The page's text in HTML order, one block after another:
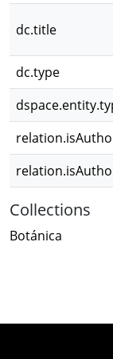
dc.title
dc.type
Collections
Botánica